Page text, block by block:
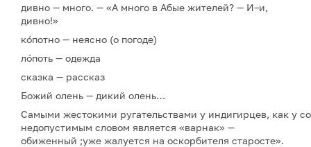
дивно — много. — «А много в Абые жителей? — И–и,
дивно!»
кóпотно — неясно (о погоде)
лóпоть — одежда
сказка — рассказ
Божий олень — дикий олень…
Самыми жестокими ругательствами у индигирцев, как у
недопустимым словом является «варнак» —
обиженный ;уже жалуется на оскорбителя старосте».